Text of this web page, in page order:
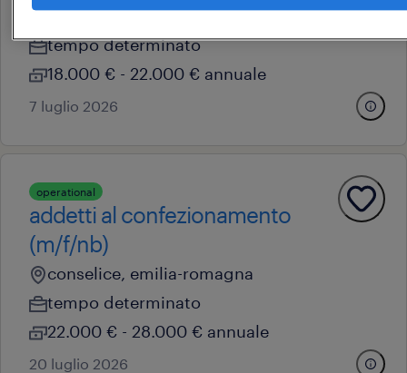
imola, emilia-romagna
tempo determinato
18.000 € - 22.000 € annuale
7 luglio 2026
operational
addetti al confezionamento
(m/f/nb)
conselice, emilia-romagna
tempo determinato
22.000 € - 28.000 € annuale
20 luglio 2026